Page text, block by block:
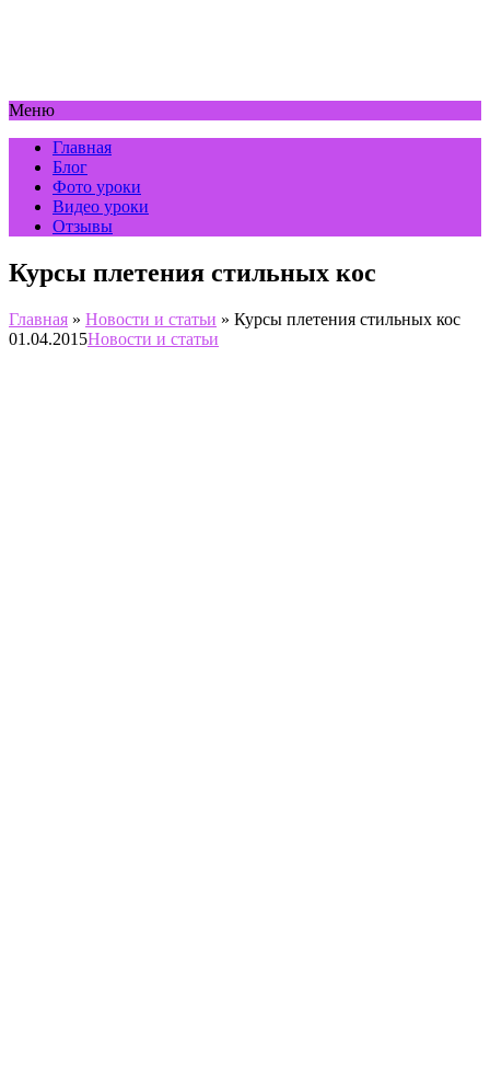
Меню
Главная
Блог
Фото уроки
Видео уроки
Отзывы
Курсы плетения стильных кос
Главная » Новости и статьи » Курсы плетения стильных кос
01.04.2015Новости и статьи